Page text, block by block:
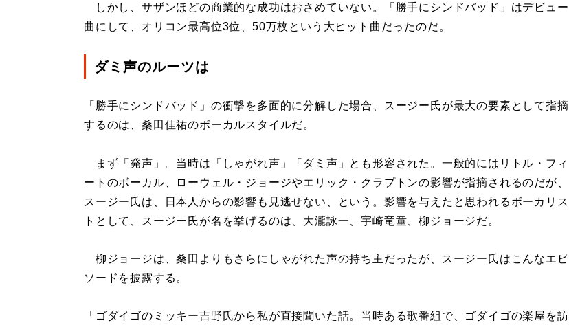
しかし、サザンほどの商業的な成功はおさめていない。「勝手にシンドバッド」はデビュー
曲にして、オリコン最高位3位、50万枚という大ヒット曲だったのだ。
ダミ声のルーツは
「勝手にシンドバッド」の衝撃を多面的に分解した場合、スージー氏が最大の要素として指摘
するのは、桑田佳祐のボーカルスタイルだ。
まず「発声」。当時は「しゃがれ声」「ダミ声」とも形容された。一般的にはリトル・フィ
ートのボーカル、ローウェル・ジョージやエリック・クラプトンの影響が指摘されるのだが、
スージー氏は、日本人からの影響も見逃せない、という。影響を与えたと思われるボーカリス
トとして、スージー氏が名を挙げるのは、大瀧詠一、宇崎竜童、柳ジョージだ。
柳ジョージは、桑田よりもさらにしゃがれた声の持ち主だったが、スージー氏はこんなエピ
ソードを披露する。
「ゴダイゴのミッキー吉野氏から私が直接聞いた話。当時ある歌番組で、ゴダイゴの楽屋を訪